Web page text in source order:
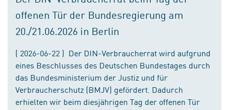
offenen Tür der Bundesregierung am
20./21.06.2026 in Berlin
( 2026-06-22 ) Der DIN-Verbraucherrat wird aufgrund
eines Beschlusses des Deutschen Bundestages durch
das Bundesministerium der Justiz und für
Verbraucherschutz (BMJV) gefördert. Dadurch
erhielten wir beim diesjährigen Tag der offenen Tür